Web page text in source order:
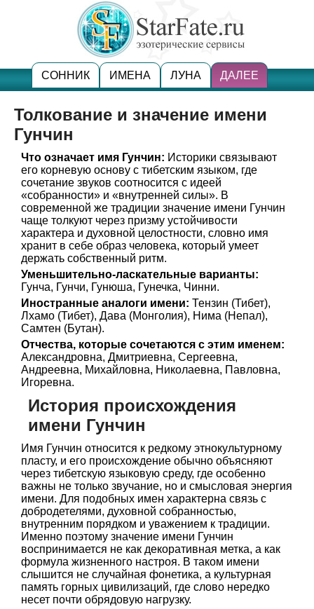
СОННИК ИМЕНА ЛУНА ДАЛЕЕ
Толкование и значение имени
Гунчин
Что означает имя Гунчин: Историки связывают
его корневую основу с тибетским языком, где
сочетание звуков соотносится с идеей
«собранности» и «внутренней силы». В
современной же традиции значение имени Гунчин
чаще толкуют через призму устойчивости
характера и духовной целостности, словно имя
хранит в себе образ человека, который умеет
держать собственный ритм.
Уменьшительно-ласкательные варианты:
Гунча, Гунчи, Гунюша, Гунечка, Чинни.
Иностранные аналоги имени: Тензин (Тибет),
Лхамо (Тибет), Дава (Монголия), Нима (Непал),
Самтен (Бутан).
Отчества, которые сочетаются с этим именем:
Александровна, Дмитриевна, Сергеевна,
Андреевна, Михайловна, Николаевна, Павловна,
Игоревна.
История происхождения
имени Гунчин
Имя Гунчин относится к редкому этнокультурному
пласту, и его происхождение обычно объясняют
через тибетскую языковую среду, где особенно
важны не только звучание, но и смысловая энергия
имени. Для подобных имен характерна связь с
добродетелями, духовной собранностью,
внутренним порядком и уважением к традиции.
Именно поэтому значение имени Гунчин
воспринимается не как декоративная метка, а как
формула жизненного настроя. В таком имени
слышится не случайная фонетика, а культурная
память горных цивилизаций, где слово нередко
несет почти обрядовую нагрузку.